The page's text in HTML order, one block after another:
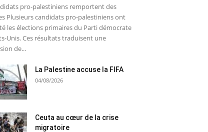
pro-palestiniens remportent des
Plusieurs candidats pro-palestiniens ont
les élections primaires du Parti démocrate
Unis. Ces résultats traduisent une
de...
La Palestine accuse la FIFA
04/08/2026
Ceuta au cœur de la crise
migratoire